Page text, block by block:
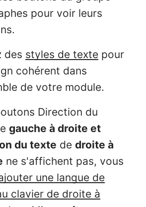
pour voir leurs
des styles de texte pour
cohérent dans
de votre module.
Direction du
gauche à droite et
du texte de droite à
ne s'affichent pas, vous
une langue de
clavier de droite à